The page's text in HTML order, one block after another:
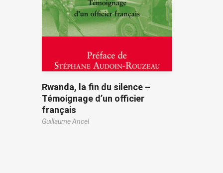
Rwanda, la fin du silence –
Témoignage d’un officier
français
Guillaume Ancel